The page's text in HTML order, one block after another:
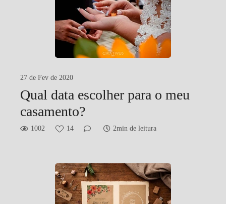
27 de Fev de 2020
Qual data escolher para o meu
casamento?
1002 14 2min de leitura